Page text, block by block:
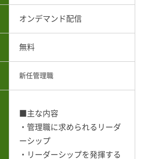
オンデマンド配信
無料
新任管理職
■主な内容
・管理職に求められるリーダ
ーシップ
・リーダーシップを発揮する